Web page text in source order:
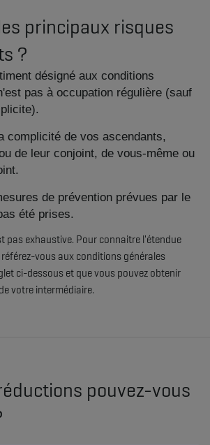
principaux risques
?
désigné aux conditions
pas à occupation régulière (sauf
complicité de vos ascendants,
de leur conjoint, de vous-même ou
de prévention prévues par le
été prises.
pas exhaustive. Pour connaitre l'étendue
vous aux conditions générales
ci-dessous et que vous pouvez obtenir
votre intermédiaire.
pouvez-vous